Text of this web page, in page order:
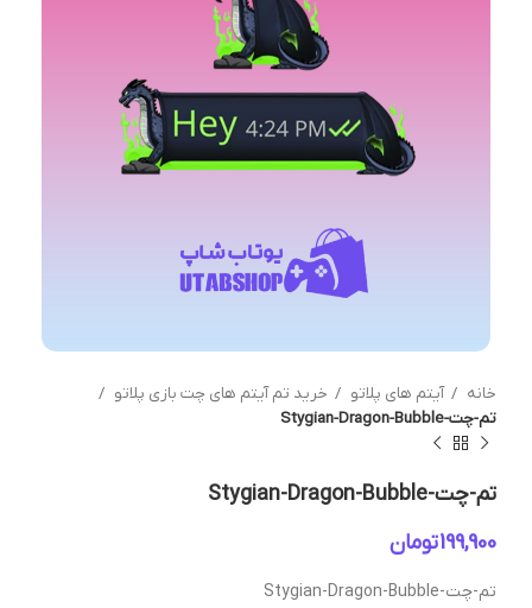
خانه آیتم های پلاتو
خرید تم آیتم های چت بازی پلاتو
تم-چت-Stygian-Dragon-Bubble
تم-چت-Stygian-Dragon-Bubble
تومان
تم-چت-Stygian-Dragon-Bubble